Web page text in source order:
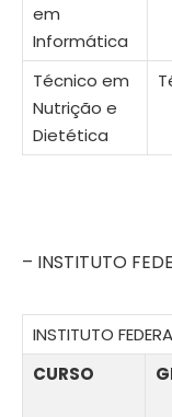
em
Informática
Técnico em
Nutrição e
Dietética
– INSTITUTO
INSTITUTO
CURSO